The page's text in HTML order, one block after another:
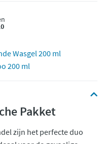
Wasgel 200 ml
200 ml
Pakket
zijn het perfecte duo